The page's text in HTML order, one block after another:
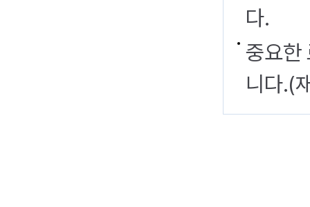
다.
중요한
니다.(